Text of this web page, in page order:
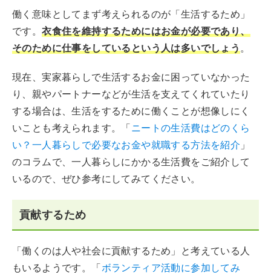
働く意味としてまず考えられるのが「生活するため」
です。衣食住を維持するためにはお金が必要であり、
そのために仕事をしているという人は多いでしょう。
現在、実家暮らしで生活するお金に困っていなかった
り、親やパートナーなどが生活を支えてくれていたり
する場合は、生活をするために働くことが想像しにく
いことも考えられます。「ニートの生活費はどのくら
い？一人暮らしで必要なお金や就職する方法を紹介 」
のコラムで、一人暮らしにかかる生活費をご紹介して
いるので、ぜひ参考にしてみてください。
貢献するため
「働くのは人や社会に貢献するため」と考えている人
もいるようです。「ボランティア活動に参加してみ